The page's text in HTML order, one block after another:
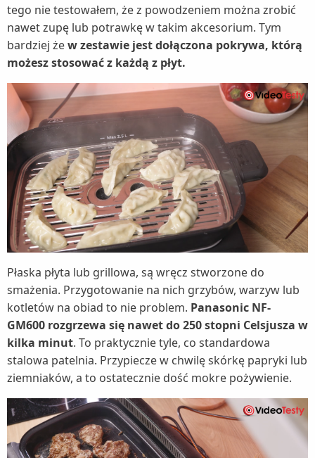
tego nie testowałem, że z powodzeniem można zrobić
nawet zupę lub potrawkę w takim akcesorium. Tym
bardziej żew zestawie jest dołączona pokrywa, którą
możesz stosować z każdą z płyt.
Płaska płyta lub grillowa, są wręcz stworzone do
smażenia. Przygotowanie na nich grzybów, warzyw lub
kotletów na obiad to nie problem. Panasonic NF-
GM600 rozgrzewa się nawet do 250 stopni Celsjusza w
kilka minut. To praktycznie tyle, co standardowa
stalowa patelnia. Przypiecze w chwilę skórkę papryki lub
ziemniaków, a to ostatecznie dość mokre pożywienie.